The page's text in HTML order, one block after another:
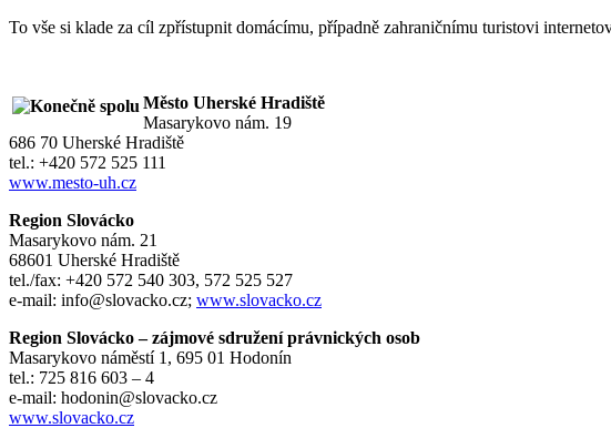
To vše si klade za cíl zpřístupnit domácímu, případně zahraničnímu turistovi
Město Uherské Hradiště
Masarykovo nám. 19
686 70 Uherské Hradiště
tel.: +420 572 525 111
www.mesto-uh.cz
Region Slovácko
Masarykovo nám. 21
68601 Uherské Hradiště
tel./fax: +420 572 540 303, 572 525 527
e-mail: info@slovacko.cz; www.slovacko.cz
Region Slovácko – zájmové sdružení právnických osob
Masarykovo náměstí 1, 695 01 Hodonín
tel.: 725 816 603 – 4
e-mail: hodonin@slovacko.cz
www.slovacko.cz